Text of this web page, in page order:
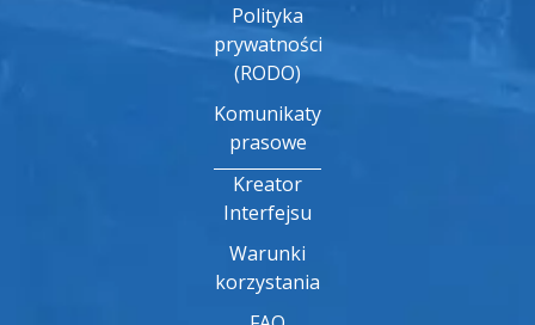
Polityka
prywatności
(RODO)
Komunikaty
prasowe
Kreator
Interfejsu
Warunki
korzystania